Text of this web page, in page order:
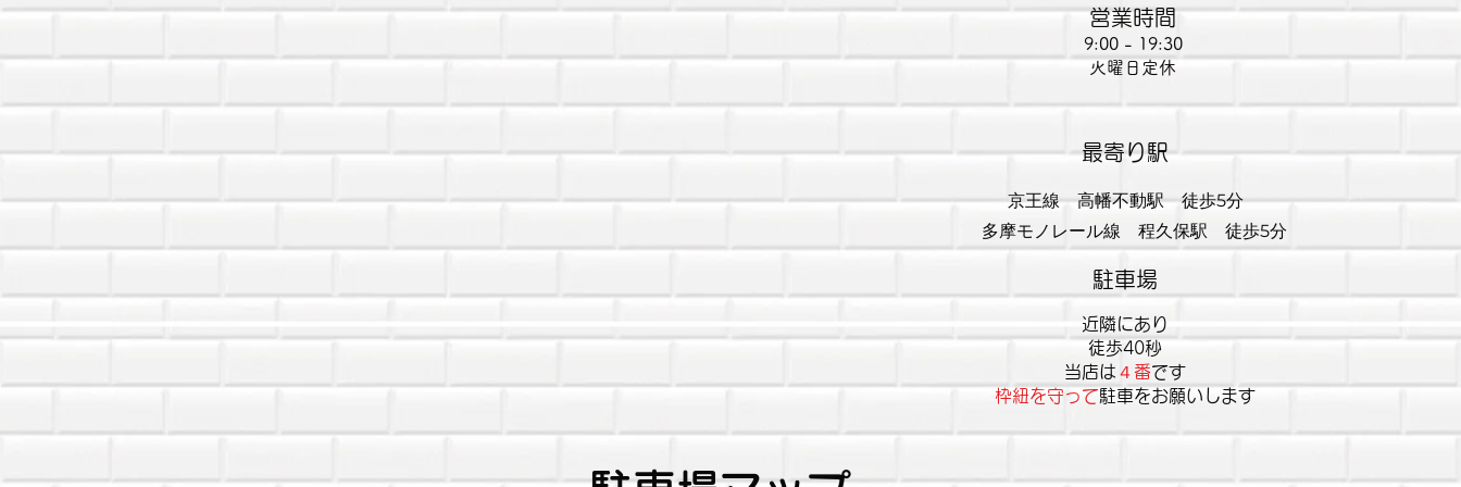
営業時間
9:00 - 19:30
火曜日定休
​最寄り駅
京王線 高幡不動駅 徒歩5分
多摩モノレール線 程久保駅 徒歩5分
​駐車場
​近隣にあり
徒歩40秒
当店は ４番です
​枠紐を守って駐車をお願いします